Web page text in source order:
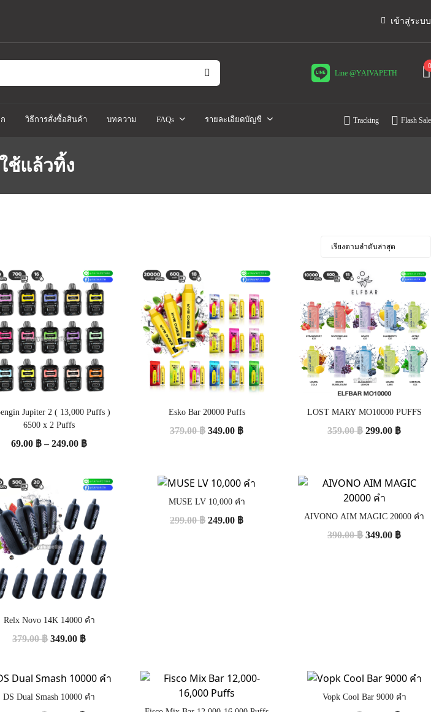
เข้าสู่ระบบ
Line @YAIVAPETH
0
วิธีการสั่งซื้อสินค้า บทความ FAQs รายละเอียดบัญชี Tracking Flash Sale
ช้แล้วทิ้ง
Jupiter 2 ( 13,000 Puffs )
6500 x 2 Puffs
69.00 ฿–249.00 ฿
Esko Bar 20000 Puffs
379.00฿ 349.00 ฿
LOST MARY MO10000 PUFFS
359.00฿ 299.00 ฿
Relx Novo 14K 14000 คำ
379.00฿ 349.00 ฿
MUSE LV 10,000 คำ
299.00฿ 249.00 ฿ AIVONO AIM MAGIC 20000 คำ
390.00฿ 349.00 ฿
DS Dual Smash 10000 คำ Vopk Cool Bar 9000 คำ